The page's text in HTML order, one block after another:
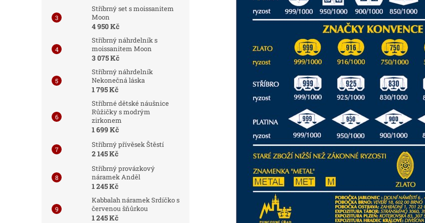
Stříbrný set s moissanitem
Moon
4 950 Kč
Stříbrný náhrdelník s
moissanitem Moon
3 075 Kč
Stříbrný náhrdelník
Nekonečná láska
1 795 Kč
Stříbrné dětské náušnice
Růžičky s modrým
zirkonem
1 699 Kč
Stříbrný přívěsek Štěstí
2 145 Kč
Stříbrný provázkový
náramek Anděl
1 245 Kč
Kabbalah náramek Srdíčko s
červenou šňůrkou
1 245 Kč